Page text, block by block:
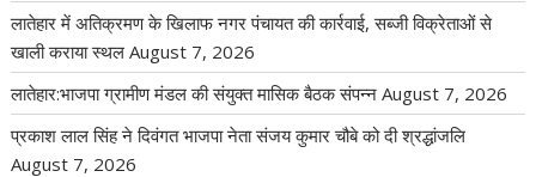
लातेहार में अतिक्रमण के खिलाफ नगर पंचायत की कार्रवाई, सब्जी विक्रेताओं से
खाली कराया स्थल August 7, 2026
लातेहार:भाजपा ग्रामीण मंडल की संयुक्त मासिक बैठक संपन्न August 7, 2026
प्रकाश लाल सिंह ने दिवंगत भाजपा नेता संजय कुमार चौबे को दी श्रद्धांजलि
August 7, 2026